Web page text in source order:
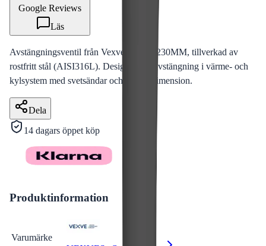
Google Reviews
Läs
Avstängningsventil från Vexve i serien 230MM, tillverkad av
rostfritt stål (AISI316L). Designad för avstängning i värme- och
kylsystem med svetsändar och DN50 dimension.
Dela
14 dagars öppet köp
Produktinformation
Varumärke